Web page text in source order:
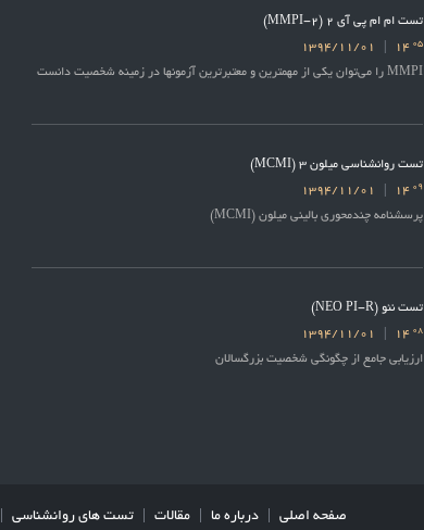
تست ام ام پی آی 2 (MMPI-2)
05
14
1394/11/01
MMPI را می‌توان یکی از مهمترین و معتبرترین آزمونها در زمینه شخصیت دانست
تست روانشناسی میلون 3 (MCMI)
09
14
1394/11/01
پرسشنامه چندمحوری بالینی میلون (MCMI)
تست نئو (NEO PI-R)
08
14
1394/11/01
ارزیابی جامع از چگونگی شخصیت بزرگسالان
صفحه اصلی درباره ما مقالات تست های روانشناسی